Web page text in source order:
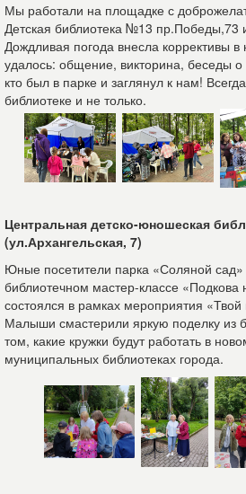
Мы работали на площадке с
Детская библиотека №13 пр.Победы,73
Дождливая погода внесла коррективы
удалось: общение, викторина, беседы
кто был в парке и заглянул к нам!
библиотеке и не только.
Центральная детско-юношеская
(ул.Архангельская, 7)
Юные посетители парка «Соляной сад»
библиотечном мастер-классе «Подкова
состоялся в рамках мероприятия
Малыши смастерили яркую поделку из
том, какие кружки будут работать в
муниципальных библиотеках города.